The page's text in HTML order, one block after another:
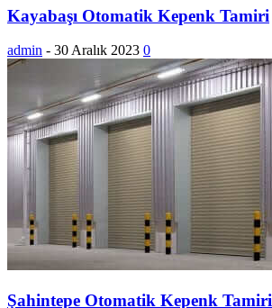
Kayabaşı Otomatik Kepenk Tamiri
admin - 30 Aralık 2023 0
Şahintepe Otomatik Kepenk Tamiri